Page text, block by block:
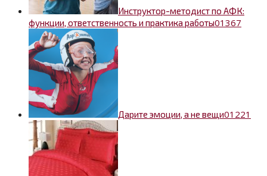
Инструктор-методист по АФК:
функции, ответственность и практика работы01367
Дарите эмоции, а не вещи01221